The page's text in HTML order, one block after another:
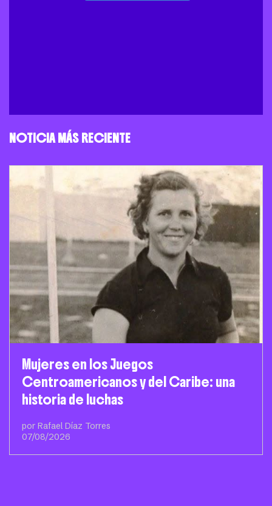
NOTICIA MÁS RECIENTE
Mujeres en los Juegos
Centroamericanos y del Caribe: una
historia de luchas
por Rafael Díaz Torres
07/08/2026